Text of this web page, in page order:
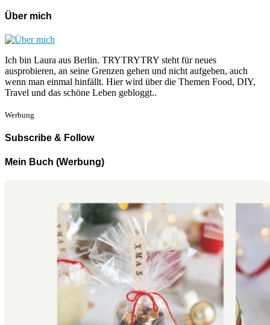
Über mich
Ich bin Laura aus Berlin. TRYTRYTRY steht für neues
ausprobieren, an seine Grenzen gehen und nicht aufgeben, auch
wenn man einmal hinfällt. Hier wird über die Themen Food, DIY,
Travel und das schöne Leben gebloggt..
Werbung
Subscribe & Follow
Mein Buch (Werbung)